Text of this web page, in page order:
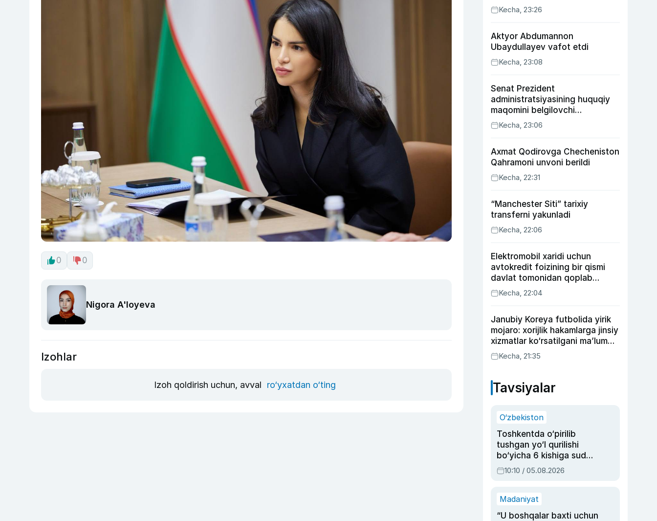
0 0
Nigora A'loyeva
Izohlar
Izoh qoldirish uchun, avval ro‘yxatdan o‘ting
uyda g‘alaba qozondi
Kecha, 23:26
Aktyor Abdu­mannon
Ubaydullayev vafot etdi
Kecha, 23:08
Senat Prezident
administratsiyasining huquqiy
maqomini belgilovchi
konstitutsiyaviy qonunni
ma’qulladi
Kecha, 23:06
Axmat Qodirovga Checheniston
Qahramoni unvoni berildi
Kecha, 22:31
“Manchester Siti” tarixiy
transferni yakunladi
Kecha, 22:06
Elektromobil xaridi uchun
avtokredit foizining bir qismi
davlat tomonidan qoplab
berilishi mumkin
Kecha, 22:04
Janubiy Koreya futbolida yirik
mojaro: xorijlik hakamlarga jinsiy
xizmatlar ko‘rsatilgani ma’lum
qilindi
Kecha, 21:35
Tavsiyalar
O‘zbekiston
Toshkentda o‘pirilib
tushgan yo‘l qurilishi
bo‘yicha 6 kishiga sud
hukmi o‘qildi
10:10 / 05.08.2026
Madaniyat
“U boshqalar baxti uchun